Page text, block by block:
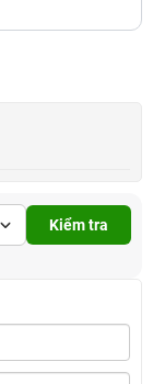
Kiểm tra